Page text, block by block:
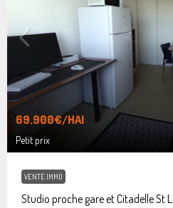
69.900€/HAI
Petit prix
VENTE IMMO
Studio proche gare et Citadelle St